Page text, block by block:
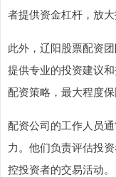
者提供资金杠杆，放
此外，辽阳股票配资
提供专业的投资建议
配资策略，最大程度保
配资公司的工作人员
力。他们负责评估投
控投资者的交易活动。